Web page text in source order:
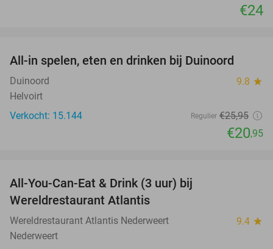
€24
All-in spelen, eten en drinken bij Duinoord
Duinoord 9.8 star
Helvoirt
Verkocht: 15.144
Regulier €25,95
€20,95
All-You-Can-Eat & Drink (3 uur) bij
Wereldrestaurant Atlantis
Wereldrestaurant Atlantis Nederweert 9.4 star
Nederweert